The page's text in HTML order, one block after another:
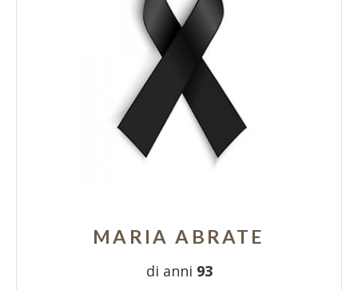
MARIA ABRATE
di anni 93